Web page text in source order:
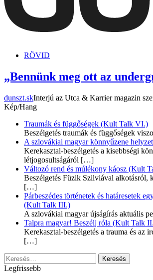
RÖVID
„Bennünk meg ott az
dunszt.skInterjú az Utca & Karrier magazin
Kép/Hang
Traumák és függőségek (Kult Talk VI.)
Beszélgetés traumák és függőségek
A szlovákiai magyar könnyűzene
Kerekasztal-beszélgetés a kisebbségi
létjogosultságáról […]
Változó rend és múlékony káosz (Kult
Beszélgetés Füzik Szilviával alkotásról,
[…]
Párbeszédes történetek és határesetek
(Kult Talk III.)
A szlovákiai magyar újságírás aktuális
Talpra magyar! Beszélj róla (Kult Talk
Kerekasztal-beszélgetés a trauma és az
[…]
Keresés:
Legfrissebb